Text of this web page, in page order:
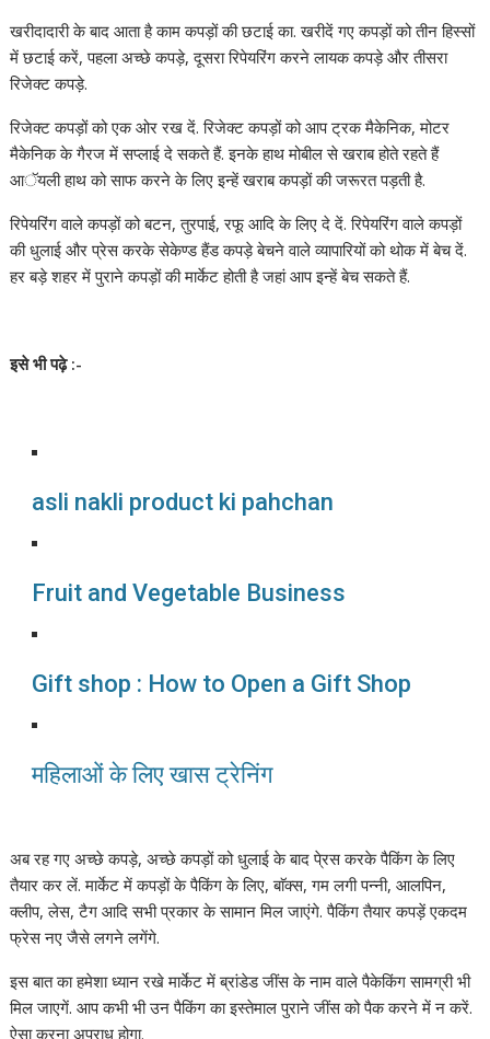
खरीदादारी के बाद आता है काम कपड़ों की छटाई का. खरीदें गए कपड़ों को तीन हिस्सों
में छटाई करें, पहला अच्छे कपड़े, दूसरा रिपेयरिंग करने लायक कपड़े और तीसरा
रिजेक्ट कपड़े.
रिजेक्ट कपड़ों को एक ओर रख दें. रिजेक्ट कपड़ों को आप ट्रक मैकेनिक, मोटर
मैकेनिक के गैरज में सप्लाई दे सकते हैं. इनके हाथ मोबील से खराब होते रहते हैं
आॅयली हाथ को साफ करने के लिए इन्हें खराब कपड़ों की जरूरत पड़ती है.
रिपेयरिंग वाले कपड़ों को बटन, तुरपाई, रफू आदि के लिए दे दें. रिपेयरिंग वाले कपड़ों
की धुलाई और प्रेस करके सेकेण्ड हैंड कपड़े बेचने वाले व्यापारियों को थोक में बेच दें.
हर बड़े शहर में पुराने कपड़ों की मार्केट होती है जहां आप इन्हें बेच सकते हैं.
इसे भी पढ़े:-
asli nakli product ki pahchan
Fruit and Vegetable Business
Gift shop : How to Open a Gift Shop
महिलाओं के लिए खास ट्रेनिंग
अब रह गए अच्छे कपड़े, अच्छे कपड़ों को धुलाई के बाद पे्रस करके पैकिंग के लिए
तैयार कर लें. मार्केट में कपड़ों के पैकिंग के लिए, बाॅक्स, गम लगी पन्नी, आलपिन,
क्लीप, लेस, टैग आदि सभी प्रकार के सामान मिल जाएंगे. पैकिंग तैयार कपड़ें एकदम
फ्रेस नए जैसे लगने लगेंगे.
इस बात का हमेशा ध्यान रखे मार्केट में ब्रांडेड जींस के नाम वाले पैकेकिंग सामग्री भी
मिल जाएगें. आप कभी भी उन पैकिंग का इस्तेमाल पुराने जींस को पैक करने में न करें.
ऐसा करना अपराध होगा.